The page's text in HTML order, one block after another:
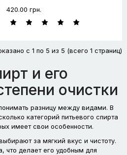
420.00 грн.
с 1 по 5 из 5 (всего 1 страниц)
и его
очистки
разницу между видами. В
категорий питьевого спирта
имеет свои особенности.
за мягкий вкус и чистоту.
что делает его удобным для